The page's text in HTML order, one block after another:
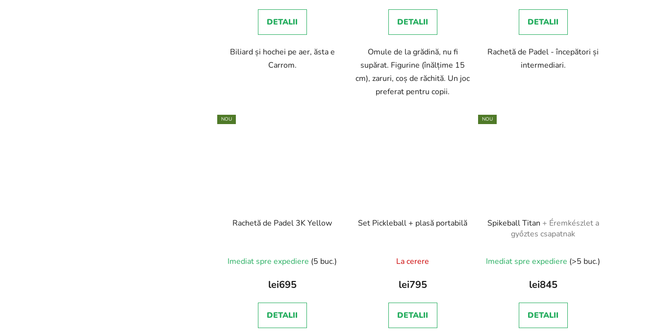
este
4,0
5
stele.
DETALII
Biliard și hochei pe aer, ăsta e
Carrom.
DETALII
Omule de la grădină, nu fi
supărat. Figurine (înălțime 15
cm), zaruri, coș de răchită. Un joc
preferat pentru copii.
DETALII
Rachetă de Padel - începători și
intermediari.
NOU
Rachetă de Padel 3K Yellow
Imediat spre expediere (5 buc.)
lei695
DETALII
Set Pickleball + plasă portabilă
La cerere
lei795
DETALII
NOU
Spikeball Titan + Éremkészlet a
győztes csapatnak
Imediat spre expediere (>5 buc.)
lei845
DETALII